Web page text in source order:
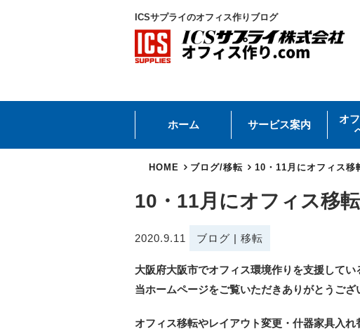
ICSサプライのオフィス作りブログ
ホーム サービス案内
オ
HOME ブログ/移転 10・11月にオフィス移
10・11月にオフィス移
2020.9.11 ブログ | 移転
大阪府大阪市でオフィス環境作りを支援してい
当ホームページをご覧いただきありがとうござ
オフィス移転やレイアウト変更・什器家具入れ